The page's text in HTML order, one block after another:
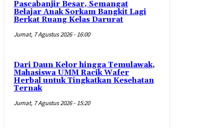
Pascabanjir Besar, Semangat
Belajar Anak Sorkam Bangkit Lagi
Berkat Ruang Kelas Darurat
Jumat, 7 Agustus 2026 - 16:00
Dari Daun Kelor hingga Temulawak,
Mahasiswa UMM Racik Wafer
Herbal untuk Tingkatkan Kesehatan
Ternak
Jumat, 7 Agustus 2026 - 15:20